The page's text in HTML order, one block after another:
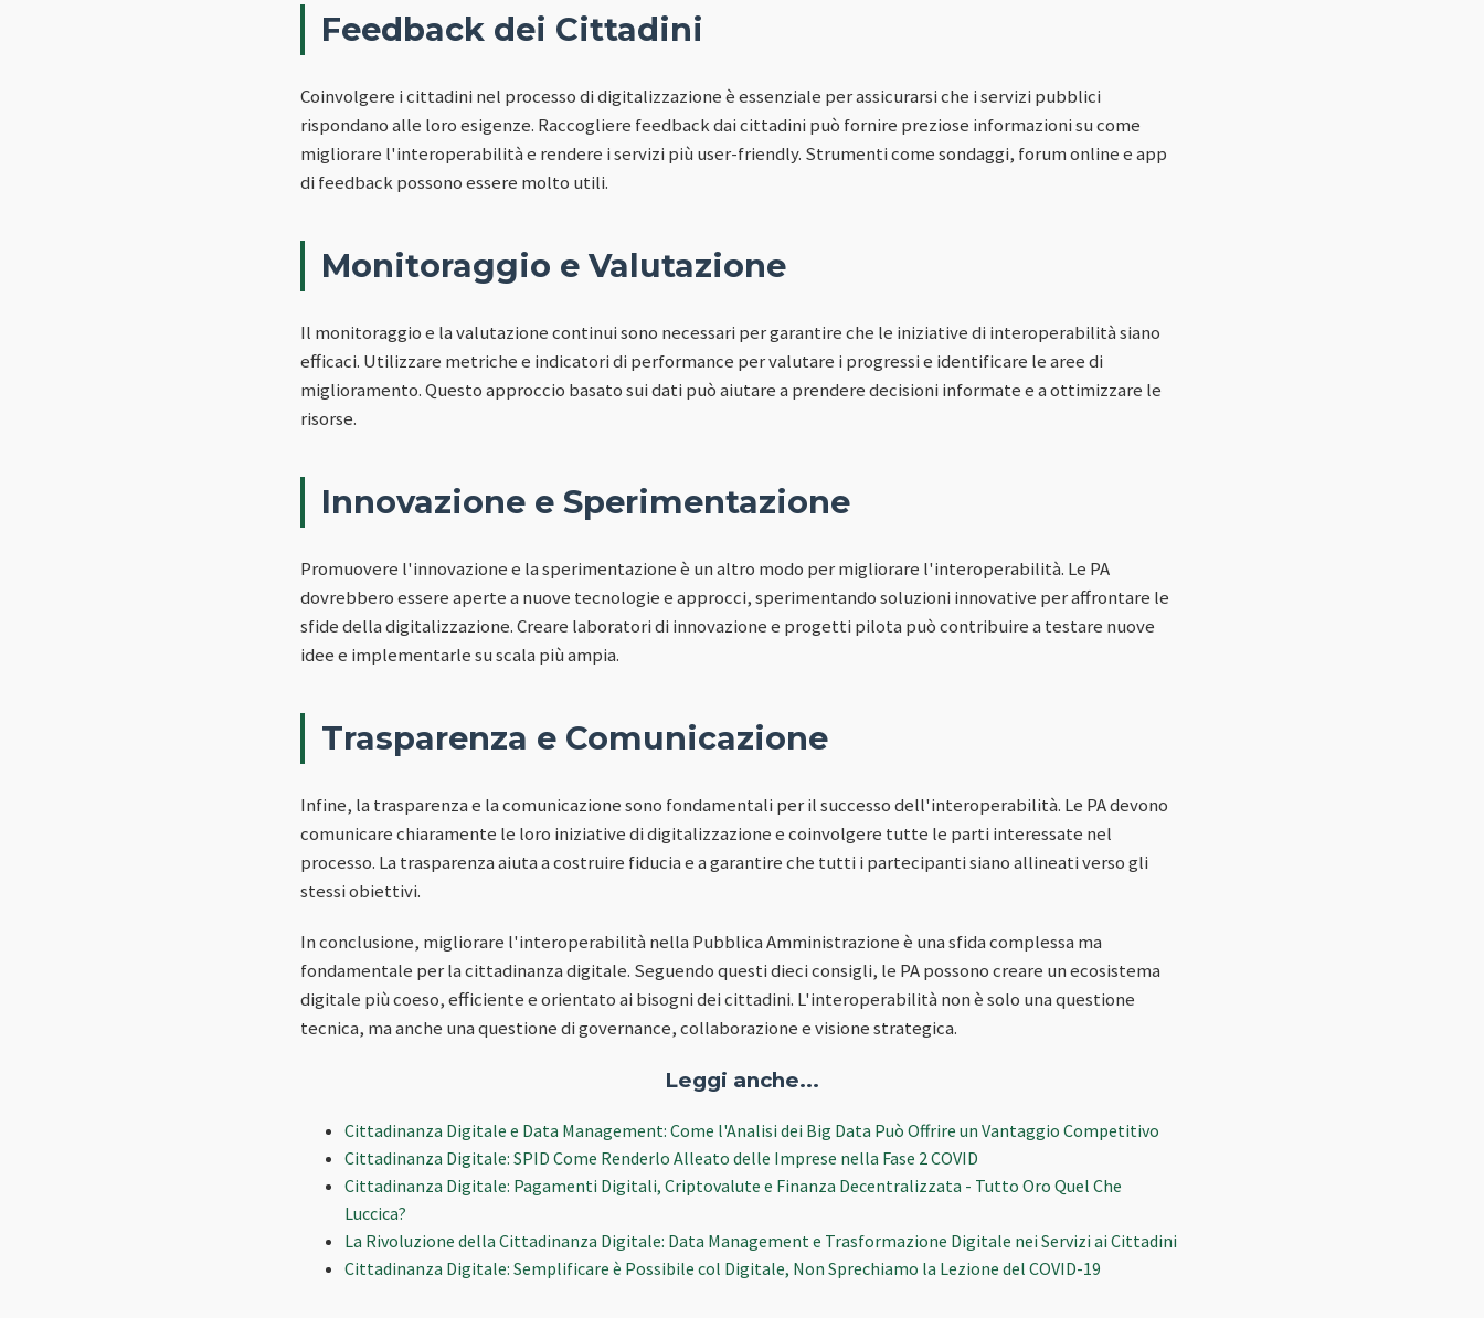
Feedback dei Cittadini
Coinvolgere i cittadini nel processo di digitalizzazione è essenziale per assicurarsi che i servizi pubblici
rispondano alle loro esigenze. Raccogliere feedback dai cittadini può fornire preziose informazioni su come
migliorare l'interoperabilità e rendere i servizi più user-friendly. Strumenti come sondaggi, forum online e app
di feedback possono essere molto utili.
Monitoraggio e Valutazione
Il monitoraggio e la valutazione continui sono necessari per garantire che le iniziative di interoperabilità siano
efficaci. Utilizzare metriche e indicatori di performance per valutare i progressi e identificare le aree di
miglioramento. Questo approccio basato sui dati può aiutare a prendere decisioni informate e a ottimizzare le
risorse.
Innovazione e Sperimentazione
Promuovere l'innovazione e la sperimentazione è un altro modo per migliorare l'interoperabilità. Le PA
dovrebbero essere aperte a nuove tecnologie e approcci, sperimentando soluzioni innovative per affrontare le
sfide della digitalizzazione. Creare laboratori di innovazione e progetti pilota può contribuire a testare nuove
idee e implementarle su scala più ampia.
Trasparenza e Comunicazione
Infine, la trasparenza e la comunicazione sono fondamentali per il successo dell'interoperabilità. Le PA devono
comunicare chiaramente le loro iniziative di digitalizzazione e coinvolgere tutte le parti interessate nel
processo. La trasparenza aiuta a costruire fiducia e a garantire che tutti i partecipanti siano allineati verso gli
stessi obiettivi.
In conclusione, migliorare l'interoperabilità nella Pubblica Amministrazione è una sfida complessa ma
fondamentale per la cittadinanza digitale. Seguendo questi dieci consigli, le PA possono creare un ecosistema
digitale più coeso, efficiente e orientato ai bisogni dei cittadini. L'interoperabilità non è solo una questione
tecnica, ma anche una questione di governance, collaborazione e visione strategica.
Leggi anche...
Cittadinanza Digitale e Data Management: Come l'Analisi dei Big Data Può Offrire un Vantaggio Competitivo
Cittadinanza Digitale: SPID Come Renderlo Alleato delle Imprese nella Fase 2 COVID
Cittadinanza Digitale: Pagamenti Digitali, Criptovalute e Finanza Decentralizzata - Tutto Oro Quel Che
Luccica?
La Rivoluzione della Cittadinanza Digitale: Data Management e Trasformazione Digitale nei Servizi ai Cittadini
Cittadinanza Digitale: Semplificare è Possibile col Digitale, Non Sprechiamo la Lezione del COVID-19